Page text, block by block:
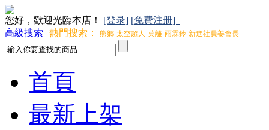
您好，歡迎光臨本店！ [登录] [免費注册]
高級搜索
熱門搜索： 熊鄉 太空超人 莫離 雨霖鈴 新進社員姜會長
首頁
最新上架